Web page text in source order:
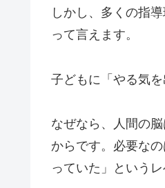
しかし、多くの指
って言えます。
子どもに「やる気
なぜなら、人間の
からです。必要な
っていた」という